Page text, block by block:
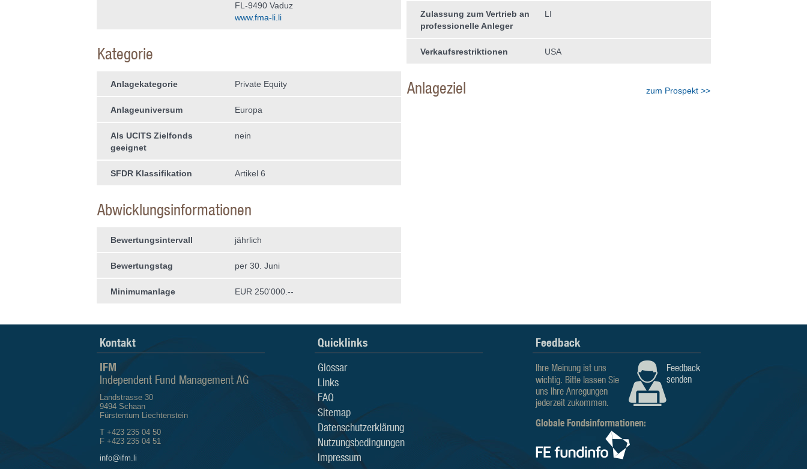
FL-9490 Vaduz
www.fma-li.li
Kategorie
Anlagekategorie Private Equity
Anlageuniversum Europa
Als UCITS Zielfonds
geeignet
nein
SFDR Klassifikation Artikel 6
Abwicklungsinformationen
Bewertungsintervall jährlich
Bewertungstag per 30. Juni
Minimumanlage EUR 250'000.--
Zulassung zum Vertrieb an
professionelle Anleger
LI
Verkaufsrestriktionen USA
Anlageziel zum Prospekt >>
Kontakt
IFM
Independent Fund Management AG
Landstrasse 30
9494 Schaan
Fürstentum Liechtenstein
T +423 235 04 50
F +423 235 04 51
info@ifm.li
Quicklinks
Glossar
Links
FAQ
Sitemap
Datenschutzerklärung
Nutzungsbedingungen
Impressum
Feedback
Feedback
senden
Ihre Meinung ist uns
wichtig. Bitte lassen Sie
uns Ihre Anregungen
jederzeit zukommen.
Globale Fondsinformationen: